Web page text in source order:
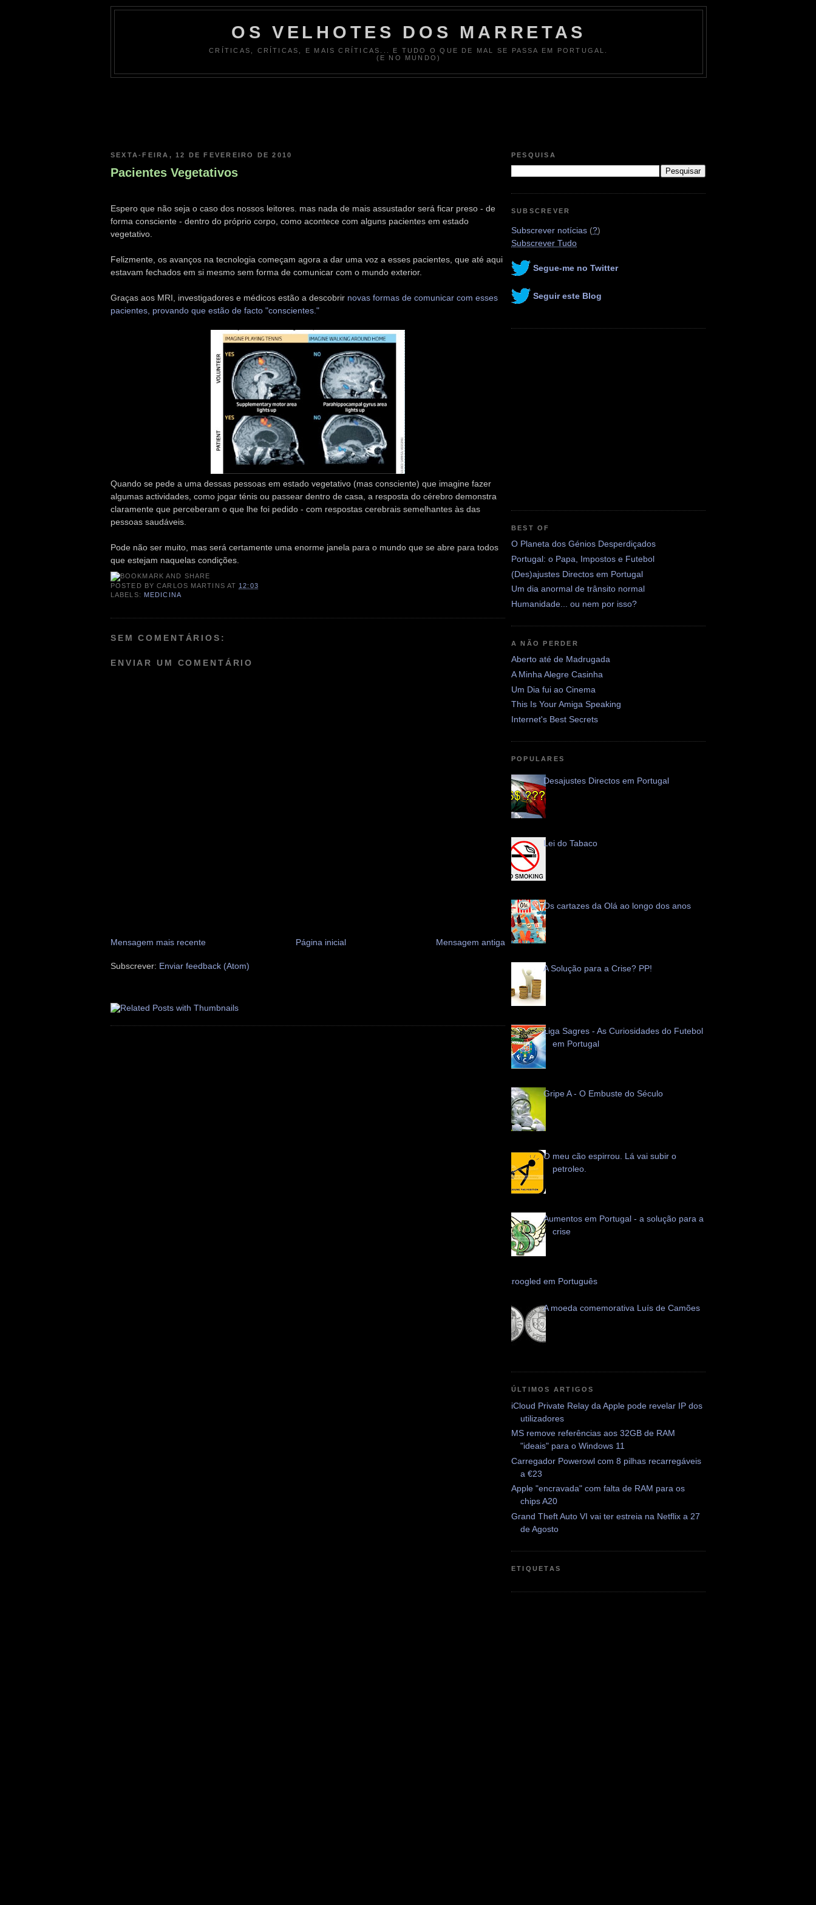
OS VELHOTES DOS MARRETAS
CRÍTICAS, CRÍTICAS, E MAIS CRÍTICAS... E TUDO O QUE DE MAL SE PASSA EM PORTUGAL.
(E NO MUNDO)
SEXTA-FEIRA, 12 DE FEVEREIRO DE 2010
Pacientes Vegetativos
Espero que não seja o caso dos nossos leitores. mas nada de mais assustador será ficar preso - de
forma consciente - dentro do próprio corpo, como acontece com alguns pacientes em estado
vegetativo.
Felizmente, os avanços na tecnologia começam agora a dar uma voz a esses pacientes, que até aqui
estavam fechados em si mesmo sem forma de comunicar com o mundo exterior.
Graças aos MRI, investigadores e médicos estão a descobrir novas formas de comunicar com esses
pacientes, provando que estão de facto "conscientes."
Quando se pede a uma dessas pessoas em estado vegetativo (mas consciente) que imagine fazer
algumas actividades, como jogar ténis ou passear dentro de casa, a resposta do cérebro demonstra
claramente que perceberam o que lhe foi pedido - com respostas cerebrais semelhantes às das
pessoas saudáveis.
Pode não ser muito, mas será certamente uma enorme janela para o mundo que se abre para todos
que estejam naquelas condições.
POSTED BYCARLOS MARTINS AT 12:03
LABELS: MEDICINA
SEM COMENTÁRIOS:
ENVIAR UM COMENTÁRIO
Mensagem mais recente Mensagem antiga
Página inicial
Subscrever: Enviar feedback (Atom)
PESQUISA
SUBSCREVER
Subscrever notícias (?)
Subscrever Tudo
Segue-me no Twitter
Seguir este Blog
BEST OF
O Planeta dos Génios Desperdiçados
Portugal: o Papa, Impostos e Futebol
(Des)ajustes Directos em Portugal
Um dia anormal de trânsito normal
Humanidade... ou nem por isso?
A NÃO PERDER
Aberto até de Madrugada
A Minha Alegre Casinha
Um Dia fui ao Cinema
This Is Your Amiga Speaking
Internet's Best Secrets
POPULARES
Desajustes Directos em Portugal
Lei do Tabaco
Os cartazes da Olá ao longo dos anos
A Solução para a Crise? PP!
Liga Sagres - As Curiosidades do Futebol
em Portugal
Gripe A - O Embuste do Século
O meu cão espirrou. Lá vai subir o
petroleo.
Aumentos em Portugal - a solução para a
crise
Scroogled em Português
A moeda comemorativa Luís de Camões
ÚLTIMOS ARTIGOS
iCloud Private Relay da Apple pode revelar IP dos
utilizadores
MS remove referências aos 32GB de RAM
"ideais" para o Windows 11
Carregador Powerowl com 8 pilhas recarregáveis
a €23
Apple "encravada" com falta de RAM para os
chips A20
Grand Theft Auto VI vai ter estreia na Netflix a 27
de Agosto
ETIQUETAS